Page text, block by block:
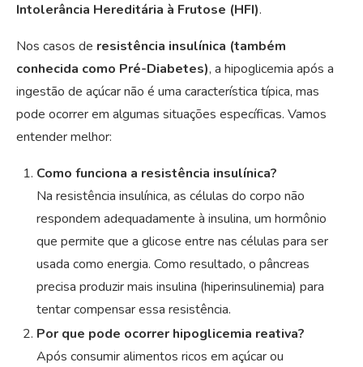
Intolerância Hereditária à Frutose (HFI).
Nos casos de resistência insulínica (também
conhecida como Pré-Diabetes), a hipoglicemia após a
ingestão de açúcar não é uma característica típica, mas
pode ocorrer em algumas situações específicas. Vamos
entender melhor:
Como funciona a resistência insulínica?
Na resistência insulínica, as células do corpo não
respondem adequadamente à insulina, um hormônio
que permite que a glicose entre nas células para ser
usada como energia. Como resultado, o pâncreas
precisa produzir mais insulina (hiperinsulinemia) para
tentar compensar essa resistência.
Por que pode ocorrer hipoglicemia reativa?
Após consumir alimentos ricos em açúcar ou